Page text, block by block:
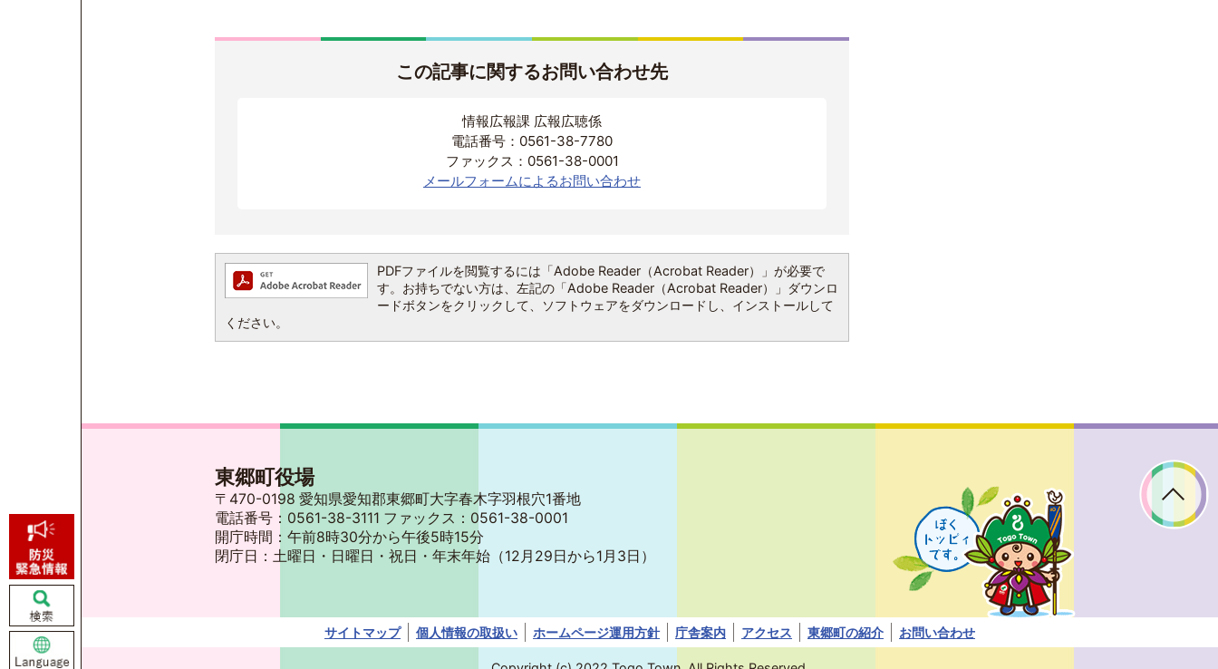
この記事に関するお問い合わせ先
情報広報課 広報広聴係
電話番号：0561-38-7780
ファックス：0561-38-0001
メールフォームによるお問い合わせ
PDFファイルを閲覧するには「Adobe Reader（Acrobat Reader）」が必要で
す。お持ちでない方は、左記の「Adobe Reader（Acrobat Reader）」ダウンロ
ードボタンをクリックして、ソフトウェアをダウンロードし、インストールして
ください。
東郷町役場
〒470-0198 愛知県愛知郡東郷町大字春木字羽根穴1番地
電話番号：0561-38-3111 ファックス：0561-38-0001
開庁時間：午前8時30分から午後5時15分
閉庁日：土曜日・日曜日・祝日・年末年始 （12月29日から1月3日）
ッ
ピ
す。
サイトマップ 個人情報の取扱い ホームページ運用方針 庁舎案内 アクセス 東郷町の紹介 お問い合わせ